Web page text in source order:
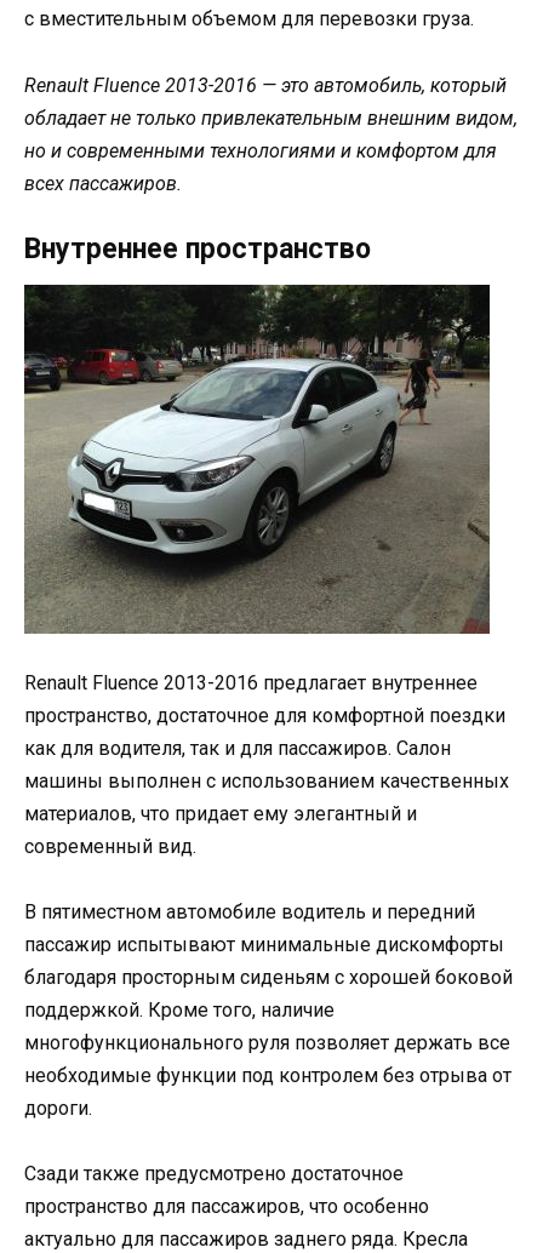
с вместительным объемом для перевозки груза.
Renault Fluence 2013-2016 — это автомобиль, который
обладает не только привлекательным внешним видом,
но и современными технологиями и комфортом для
всех пассажиров.
Внутреннее пространство
Renault Fluence 2013-2016 предлагает внутреннее
пространство, достаточное для комфортной поездки
как для водителя, так и для пассажиров. Салон
машины выполнен с использованием качественных
материалов, что придает ему элегантный и
современный вид.
В пятиместном автомобиле водитель и передний
пассажир испытывают минимальные дискомфорты
благодаря просторным сиденьям с хорошей боковой
поддержкой. Кроме того, наличие
многофункционального руля позволяет держать все
необходимые функции под контролем без отрыва от
дороги.
Сзади также предусмотрено достаточное
пространство для пассажиров, что особенно
актуально для пассажиров заднего ряда. Кресла